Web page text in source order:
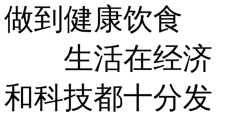
做到健康饮食
生活在经济
和科技都十分发